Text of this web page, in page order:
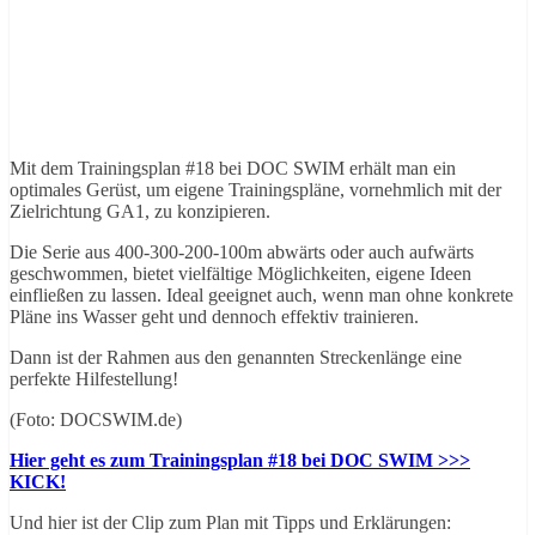
Mit dem Trainingsplan #18 bei DOC SWIM erhält man ein
optimales Gerüst, um eigene Trainingspläne, vornehmlich mit der
Zielrichtung GA1, zu konzipieren.
Die Serie aus 400-300-200-100m abwärts oder auch aufwärts
geschwommen, bietet vielfältige Möglichkeiten, eigene Ideen
einfließen zu lassen. Ideal geeignet auch, wenn man ohne konkrete
Pläne ins Wasser geht und dennoch effektiv trainieren.
Dann ist der Rahmen aus den genannten Streckenlänge eine
perfekte Hilfestellung!
(Foto: DOCSWIM.de)
Hier geht es zum Trainingsplan #18 bei DOC SWIM >>>
KICK!
Und hier ist der Clip zum Plan mit Tipps und Erklärungen: